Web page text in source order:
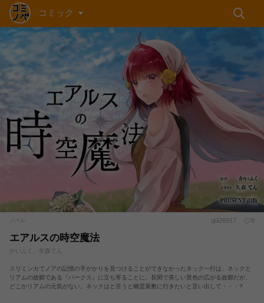
コミック
ノベル 26917 9
エアルスの時空魔法
かいふく、矢森てん
スリミンカでノアの記憶の手がかりを見つけることができなかったネック一行は、ネックと
リアムの故郷である『パークス』に立ち寄ることに。長閑で美しい景色の広がる故郷だが、
どこかリアムの元気がない。ネックはと言うと幽霊屋敷に行きたいと言い出して・・・?